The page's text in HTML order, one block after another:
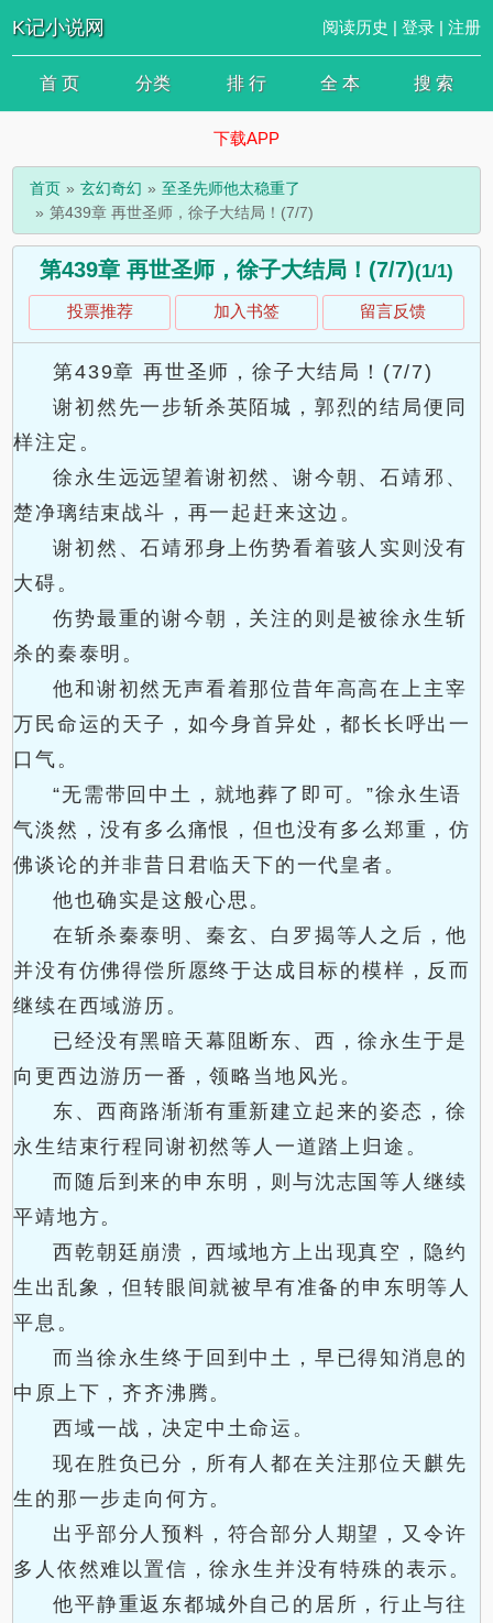
K记小说网 阅读历史 | 登录| 注册
首 页 分类 排 行 全 本 搜 索
下载APP
首页 玄幻奇幻
至圣先师他太稳重了
第439章 再世圣师，徐子大结局！(7/7)
第439章 再世圣师，徐子大结局！(7/7)(1/1)
投票推荐 加入书签 留言反馈
第439章 再世圣师，徐子大结局！(7/7)
谢初然先一步斩杀英陌城，郭烈的结局便同
样注定。
徐永生远远望着谢初然、谢今朝、石靖邪、
楚净璃结束战斗，再一起赶来这边。
谢初然、石靖邪身上伤势看着骇人实则没有
大碍。
伤势最重的谢今朝，关注的则是被徐永生斩
杀的秦泰明。
他和谢初然无声看着那位昔年高高在上主宰
万民命运的天子，如今身首异处，都长长呼出一
口气。
“无需带回中土，就地葬了即可。”徐永生语
气淡然，没有多么痛恨，但也没有多么郑重，仿
佛谈论的并非昔日君临天下的一代皇者。
他也确实是这般心思。
在斩杀秦泰明、秦玄、白罗揭等人之后，他
并没有仿佛得偿所愿终于达成目标的模样，反而
继续在西域游历。
已经没有黑暗天幕阻断东、西，徐永生于是
向更西边游历一番，领略当地风光。
东、西商路渐渐有重新建立起来的姿态，徐
永生结束行程同谢初然等人一道踏上归途。
而随后到来的申东明，则与沈志国等人继续
平靖地方。
西乾朝廷崩溃，西域地方上出现真空，隐约
生出乱象，但转眼间就被早有准备的申东明等人
平息。
而当徐永生终于回到中土，早已得知消息的
中原上下，齐齐沸腾。
西域一战，决定中土命运。
现在胜负已分，所有人都在关注那位天麒先
生的那一步走向何方。
出乎部分人预料，符合部分人期望，又令许
多人依然难以置信，徐永生并没有特殊的表示。
他平静重返东都城外自己的居所，行止与往